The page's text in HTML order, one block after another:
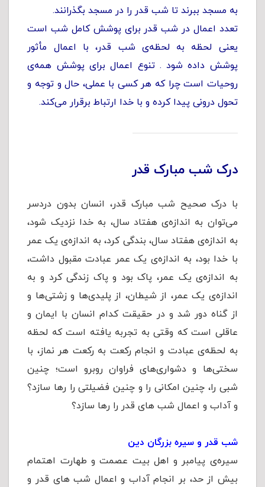
به مسجد ببرند تا شب قدر را در مسجد بگذرانند.
تعدد اعمال در شب قدر برای پوشش کامل شب است
یعنی لحظه به لحظه‌ی شب قدر، با اعمال مأثور
پوشش داده شود . تنوع ‌اعمال ‌برای ‌پوشش ‌همه‌ی
‌روحیات است چرا که ‌هر کسی ‌با ‌عملی، ‌حال ‌و توجه ‌و
تحول درونی پیدا کرده و با خدا ارتباط برقرار می‌کند.
درک شب مبارک قدر
با درک صحیح شب مبارک قدر، انسان بدون دردسر
می‌توان به اندازه‌ی هفتاد سال، به خدا نزدیک ‌شود،
به اندازه‌ی هفتاد سال، بندگی کرد، به اندازه‌ی یک عمر
با خدا بود، به اندازه‌ی یک عمر عبادت مقبول داشت،
به اندازه‌ی یک عمر، پاک بود و پاک زندگی ‌کرد و به
اندازه‌ی یک عمر، از شیطان، از پلیدی‌ها و زشتی‌ها و
از گناه دور ‌شد و در حقیقت کدام انسان با ایمان و
عاقلی است که وقتی به تجربه یافته ا‌ست که لحظه
به لحظه‌ی عبادت و انجام رکعت به رکعت هر نماز، با
سختی‌ها و دشواری‌های فراوان روبرو است؛ چنین
شبی را، چنین امکانی را و چنین فضیلتی را رها سازد؟
و آداب و اعمال شب های قدر را رها سازد؟
شب قدر و سیره بزرگان دین
سیره‌ی پیامبر و اهل بیت عصمت و طهارت اهتمام
بیش از حد، بر انجام آداب و اعمال شب های قدر و